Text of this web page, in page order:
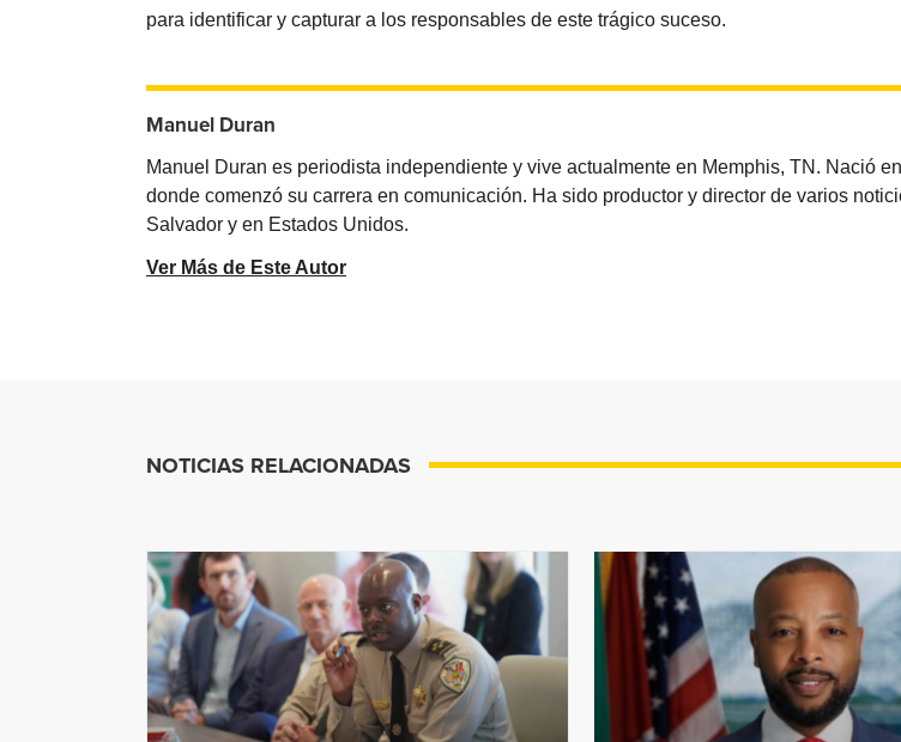
para identificar y capturar a los responsables de este trágico suceso.
Manuel Duran
Manuel Duran es periodista independiente y vive actualmente en Memphis, TN. Nació
donde comenzó su carrera en comunicación. Ha sido productor y director de varios
Salvador y en Estados Unidos.
Ver Más de Este Autor
NOTICIAS RELACIONADAS